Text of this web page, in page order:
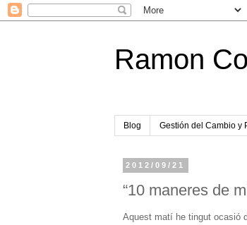
Ramon
Blog Gestión del Cambio y
2012/09/21
“10 maneres de
Aquest matí he tingut ocasió